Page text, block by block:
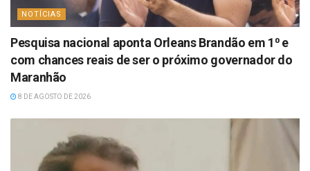
NOTÍCIAS
Pesquisa nacional aponta Orleans Brandão em 1⁰ e
com chances reais de ser o próximo governador do
Maranhão
8 DE AGOSTO DE 2026